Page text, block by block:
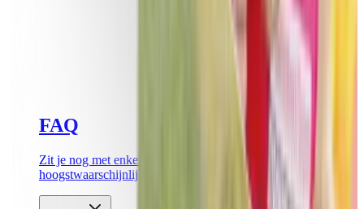
FAQ
Zit je nog met enkele vragen? Hier vind je
hoogstwaarschijnlijk het antwoord!